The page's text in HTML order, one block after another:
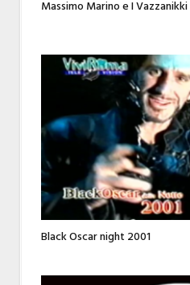
Massimo Marino e I
Black Oscar night 2001